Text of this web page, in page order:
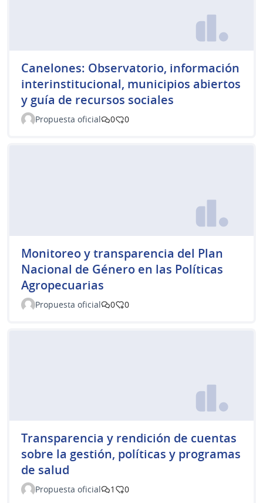
Canelones: Observatorio, información
interinstitucional, municipios abiertos
y guía de recursos sociales
Propuesta oficial 0 0
Monitoreo y transparencia del Plan
Nacional de Género en las Políticas
Agropecuarias
Propuesta oficial 0 0
Transparencia y rendición de cuentas
sobre la gestión, políticas y programas
de salud
Propuesta oficial 1 0